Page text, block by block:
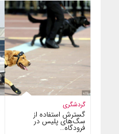
گردشگری
گسترش استفاده از
سگ‌های پلیس در
فرودگاه…